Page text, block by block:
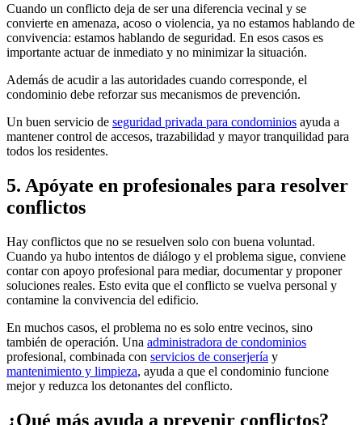
Cuando un conflicto deja de ser una diferencia vecinal y se
convierte en amenaza, acoso o violencia, ya no estamos hablando de
convivencia: estamos hablando de seguridad. En esos casos es
importante actuar de inmediato y no minimizar la situación.
Además de acudir a las autoridades cuando corresponde, el
condominio debe reforzar sus mecanismos de prevención.
Un buen servicio de seguridad privada para condominios ayuda a
mantener control de accesos, trazabilidad y mayor tranquilidad para
todos los residentes.
5. Apóyate en profesionales para resolver
conflictos
Hay conflictos que no se resuelven solo con buena voluntad.
Cuando ya hubo intentos de diálogo y el problema sigue, conviene
contar con apoyo profesional para mediar, documentar y proponer
soluciones reales. Esto evita que el conflicto se vuelva personal y
contamine la convivencia del edificio.
En muchos casos, el problema no es solo entre vecinos, sino
también de operación. Una administradora de condominios
profesional, combinada con servicios de conserjería y
mantenimiento y limpieza, ayuda a que el condominio funcione
mejor y reduzca los detonantes del conflicto.
¿Qué más ayuda a prevenir conflictos?